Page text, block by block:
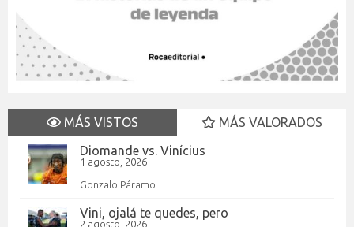
MÁS VISTOS
MÁS VALORADOS
Diomande vs. Vinícius
1 agosto, 2026
Gonzalo Páramo
Vini, ojalá te quedes, pero
2 agosto, 2026